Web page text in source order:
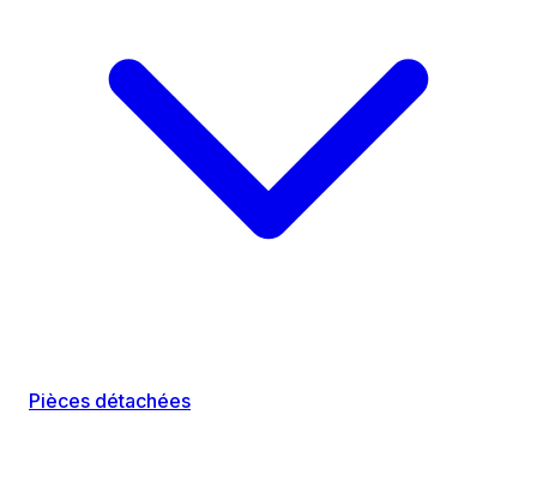
Pièces détachées